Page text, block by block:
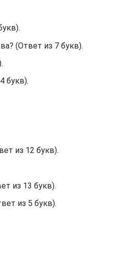
(Ответ из 7 букв).
букв).
из 12 букв).
из 13 букв).
из 5 букв).